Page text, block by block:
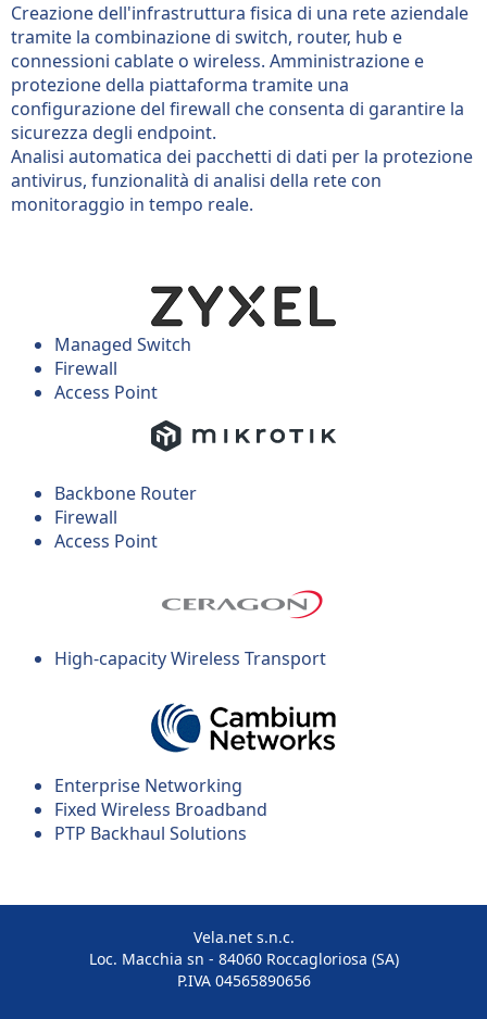
Creazione dell'infrastruttura fisica di una rete aziendale
tramite la combinazione di switch, router, hub e
connessioni cablate o wireless. Amministrazione e
protezione della piattaforma tramite una
configurazione del firewall che consenta di garantire la
sicurezza degli endpoint.
Analisi automatica dei pacchetti di dati per la protezione
antivirus, funzionalità di analisi della rete con
monitoraggio in tempo reale.
Managed Switch
Firewall
Access Point
Backbone Router
Firewall
Access Point
High-capacity Wireless Transport
Enterprise Networking
Fixed Wireless Broadband
PTP Backhaul Solutions
Vela.net s.n.c.
Loc. Macchia sn - 84060 Roccagloriosa (SA)
P.IVA 04565890656